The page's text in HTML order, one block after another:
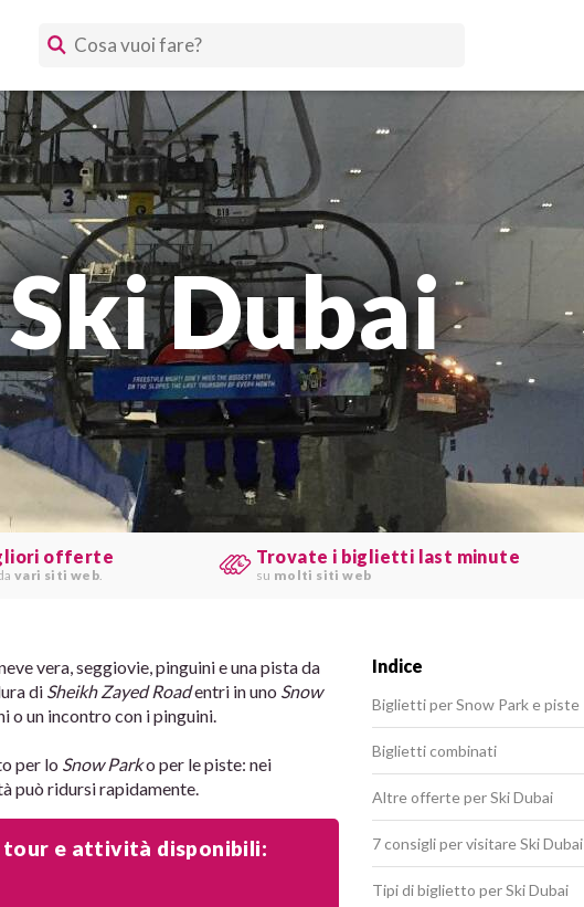
Ski Dubai
offerte
vari siti web
Trovate i biglietti last minute
su molti siti web
vera, seggiovie, pinguini e una pista da
di Sheikh Zayed Roadentri in uno Snow
o un incontro con i pinguini.
per lo Snow Parko per le piste: nei
può ridursi rapidamente.
e attività disponibili:
Indice
Biglietti per Snow Park e piste
Biglietti combinati
Altre offerte per Ski Dubai
7 consigli per visitare Ski Dubai
Tipi di biglietto per Ski Dubai